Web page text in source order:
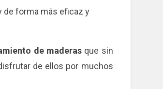
de forma más eficaz y
de maderasque sin
de ellos por muchos